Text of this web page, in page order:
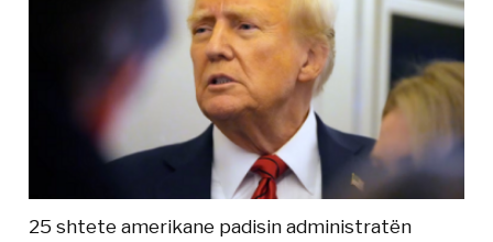
25 shtete amerikane padisin administratën